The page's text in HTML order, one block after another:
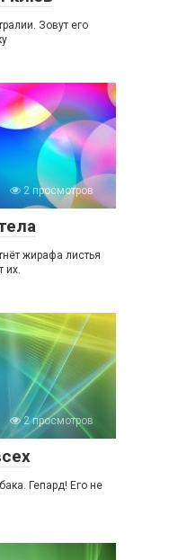
Зовут его
2 просмотров
жирафа листья
их.
2 просмотров
Гепард! Его не